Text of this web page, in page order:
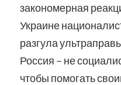
закономерная
Украине
разгула
Россия – не
чтобы помогать